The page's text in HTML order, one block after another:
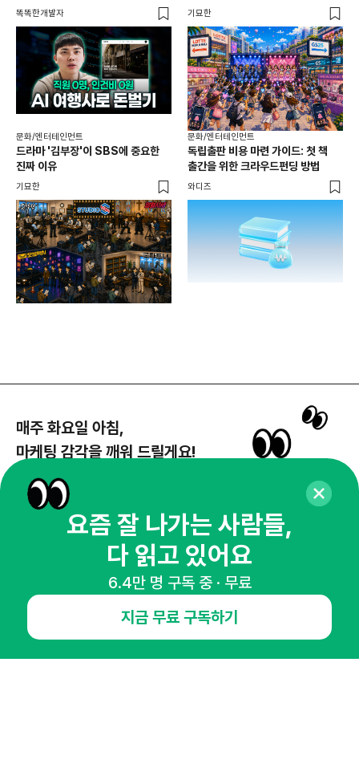
제작기
똑똑한개발자 기묘한
문화/엔터테인먼트
드라마 '김부장'이 SBS에 중요한
진짜 이유
기묘한
문화/엔터테인먼트
독립출판 비용 마련 가이드: 첫 책
출간을 위한 크라우드펀딩 방법
와디즈
매주 화요일 아침,
마케팅 감각을 깨워 드릴게요!
뉴스레터 구독하기
오픈애즈란
요즘 잘 나가는 사람들,
다 읽고 있어요
6.4만 명 구독 중 · 무료
지금 무료 구독하기